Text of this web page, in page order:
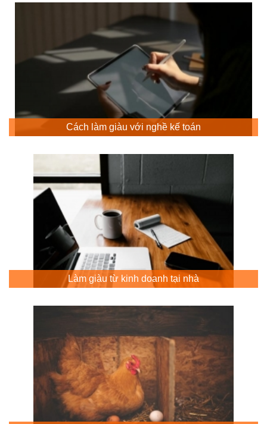
Cách làm giàu với nghề kế toán
Làm giàu từ kinh doanh tại nhà